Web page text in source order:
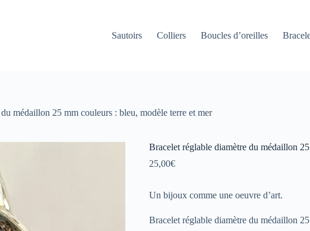
Sautoirs Colliers Boucles d’oreilles
médaillon 25 mm couleurs : bleu, modèle terre et mer
Bracelet réglable diamètre du médaillon
25,00€
Un bijoux comme une oeuvre d’art.
Bracelet réglable diamètre du médaillon